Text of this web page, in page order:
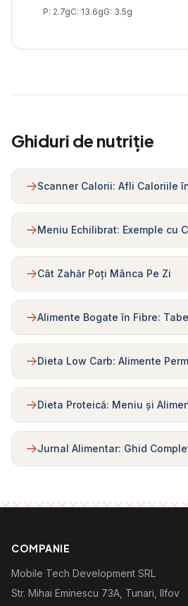
P: 2.7gC: 13.6gG: 3.5g
Ghiduri de nutriție
Scanner Calorii: Afli Caloriile
Meniu Echilibrat: Exemple cu
Cât Zahăr Poți Mânca Pe Zi
Alimente Bogate în Fibre:
Dieta Low Carb: Alimente
Dieta Proteică: Meniu și
Jurnal Alimentar: Ghid
COMPANIE
Mobile Tech Development SRL
Str. Mihai Eminescu 73A, Tunari, Ilfov